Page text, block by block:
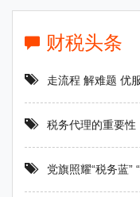
财税头条
走流程 解难题 优服务——国家税务总
税务代理的重要性
党旗照耀“税务蓝”